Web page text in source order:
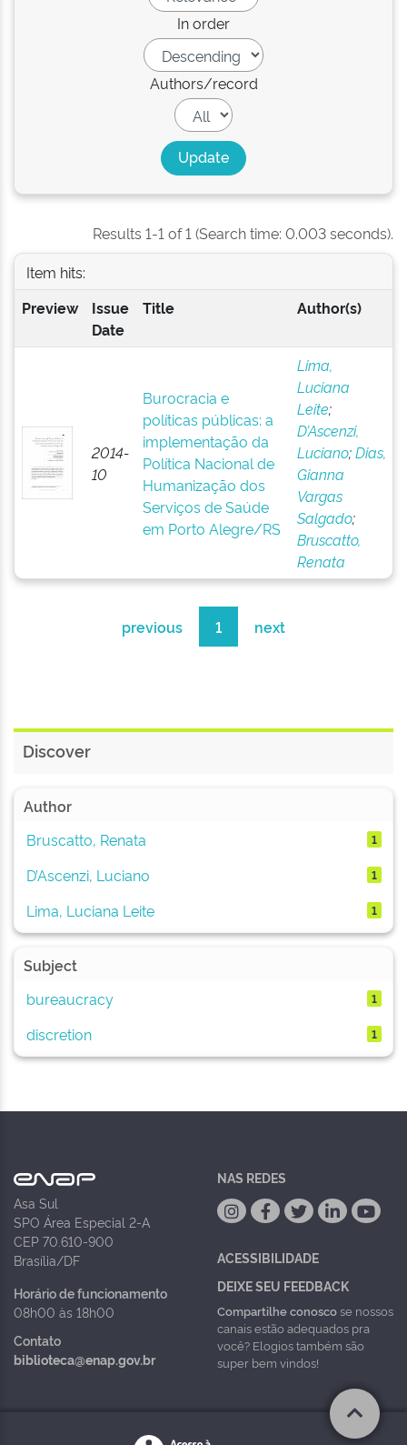
In order
Authors/record
Results 1-1 of 1 (Search time: 0.003 seconds).
Item hits:
Preview
Issue
Date
Title Author(s)
2014-
10
Burocracia e
políticas públicas: a
implementação da
Política Nacional de
Humanização dos
Serviços de Saúde
em Porto Alegre/RS
Lima,
Luciana
Leite;
D’Ascenzi,
Luciano;Dias,
Gianna
Vargas
Salgado;
Bruscatto,
Renata
previous 1 next
Discover
Author
Bruscatto, Renata
1
D’Ascenzi, Luciano 1
Lima, Luciana Leite 1
Subject
bureaucracy
1
discretion 1
Asa Sul
SPO Área Especial 2-A
CEP 70.610-900
Brasília/DF
Horário de funcionamento
08h00 às 18h00
Contato
biblioteca@enap.gov.br
NAS REDES
ACESSIBILIDADE
DEIXE SEU FEEDBACK
Compartilhe conoscose nossos
canais estão adequados pra
você? Elogios também são
super bem vindos!